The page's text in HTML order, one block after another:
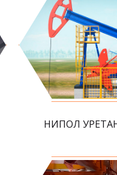
НИПОЛ